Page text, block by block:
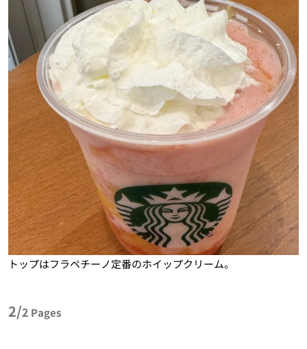
トップはフラペチーノ定番のホイップクリーム。
2/2 Pages